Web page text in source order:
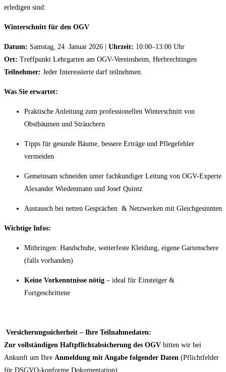
erledigen sind:
Winterschnitt für den OGV
Datum: Samstag, 24. Januar 2026 | Uhrzeit: 10:00–13:00 Uhr
Ort: Treffpunkt Lehrgarten am OGV-Vereinsheim, Herbrechtingen
Teilnehmer: Jeder Interessierte darf teilnehmen.
Was Sie erwartet:
Praktische Anleitung zum professionellen Winterschnitt von
Obstbäumen und Sträuchern
Tipps für gesunde Bäume, bessere Erträge und Pflegefehler
vermeiden
Gemeinsam schneiden unter fachkundiger Leitung von OGV-Experte
Alexander Wiedenmann und Josef Quintz
Austausch bei netten Gesprächen & Netzwerken mit Gleichgesinnten
Wichtige Infos:
Mitbringen: Handschuhe, wetterfeste Kleidung, eigene Gartenschere
(falls vorhanden)
Keine Vorkenntnisse nötig – ideal für Einsteiger &
Fortgeschrittene
Versicherungssicherheit – Ihre Teilnahmedaten:
Zur vollständigen Haftpflichtabsicherung des OGV bitten wir bei
Ankunft um Ihre Anmeldung mit Angabe folgender Daten (Pflichtfelder
für DSGVO-konforme Dokumentation)